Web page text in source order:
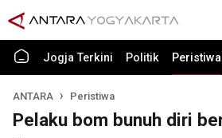
Jogja Terkini Politik Peristiwa
ANTARA Peristiwa
Pelaku bom bunuh diri